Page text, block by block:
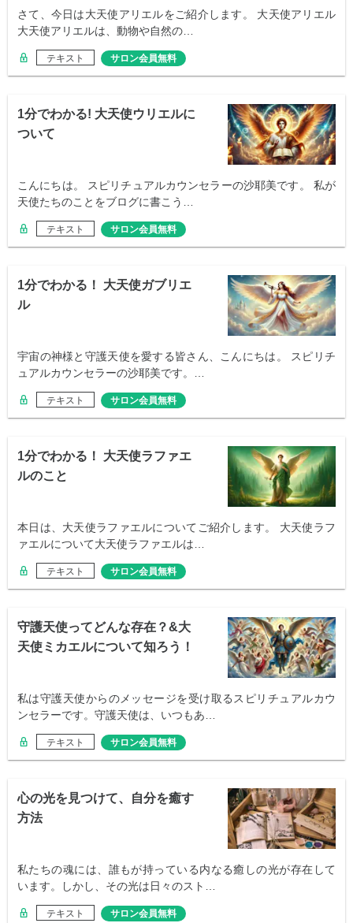
さて、今日は大天使アリエルをご紹介します。 大天使アリエル
大天使アリエルは、動物や自然の…
テキスト サロン会員無料
1分でわかる! 大天使ウリエルに
ついて
こんにちは。 スピリチュアルカウンセラーの沙耶美です。 私が
天使たちのことをブログに書こう…
テキスト サロン会員無料
1分でわかる！ 大天使ガブリエ
ル
宇宙の神様と守護天使を愛する皆さん、こんにちは。 スピリチ
ュアルカウンセラーの沙耶美です。…
テキスト サロン会員無料
1分でわかる！ 大天使ラファエ
ルのこと
本日は、大天使ラファエルについてご紹介します。 大天使ラフ
ァエルについて大天使ラファエルは…
テキスト サロン会員無料
守護天使ってどんな存在？&大
天使ミカエルについて知ろう！
私は守護天使からのメッセージを受け取るスピリチュアルカウ
ンセラーです。守護天使は、いつもあ…
テキスト サロン会員無料
心の光を見つけて、自分を癒す
方法
私たちの魂には、誰もが持っている内なる癒しの光が存在して
います。しかし、その光は日々のスト…
テキスト サロン会員無料